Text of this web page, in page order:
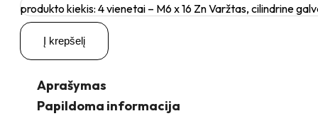
produkto kiekis: 4 vienetai – M6 x 16 Zn Varžtas, cilindrine
Į krepšelį
Aprašymas
Papildoma informacija